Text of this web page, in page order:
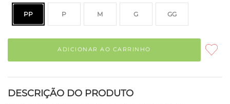
PP P M G GG
ADICIONAR AO CARRINHO
DESCRIÇÃO DO PRODUTO